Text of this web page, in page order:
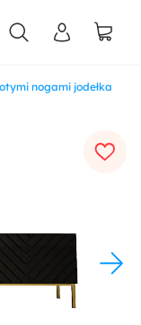
nogami jodełka